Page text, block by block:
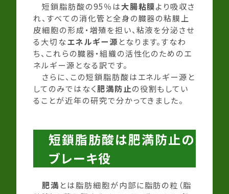
短鎖脂肪酸の95％は大腸粘膜より吸収さ
れ、すべての消化管と全身の臓器の粘膜上
皮細胞の形成・増殖を担い、粘液を分泌させ
る大切なエネルギー源 となります。すなわ
ち、これらの臓器・組織の活性化のためのエ
ネルギー源となる訳です。
さらに、この短鎖脂肪酸はエネルギー源と
してのみではなく肥満防止の役割もしてい
ることが近年の研究で分かってきました。
短鎖脂肪酸は肥満防止の
ブレーキ役
肥満 とは脂肪細胞が内部に脂肪の粒（脂